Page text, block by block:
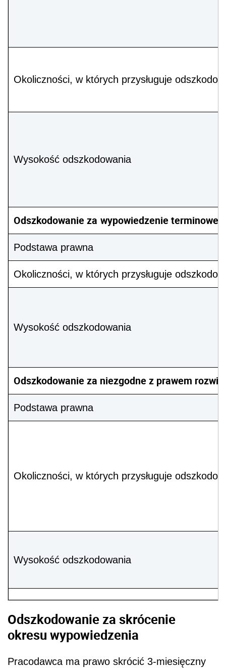
Okoliczności, w których przysługuje
Wysokość odszkodowania
Odszkodowanie za wypowiedzenie terminowej
Podstawa prawna
Okoliczności, w których przysługuje
Wysokość odszkodowania
Odszkodowanie za niezgodne z prawem
Podstawa prawna
Okoliczności, w których przysługuje
Wysokość odszkodowania
Odszkodowanie za skrócenie
okresu wypowiedzenia
Pracodawca ma prawo skrócić 3-miesięczny